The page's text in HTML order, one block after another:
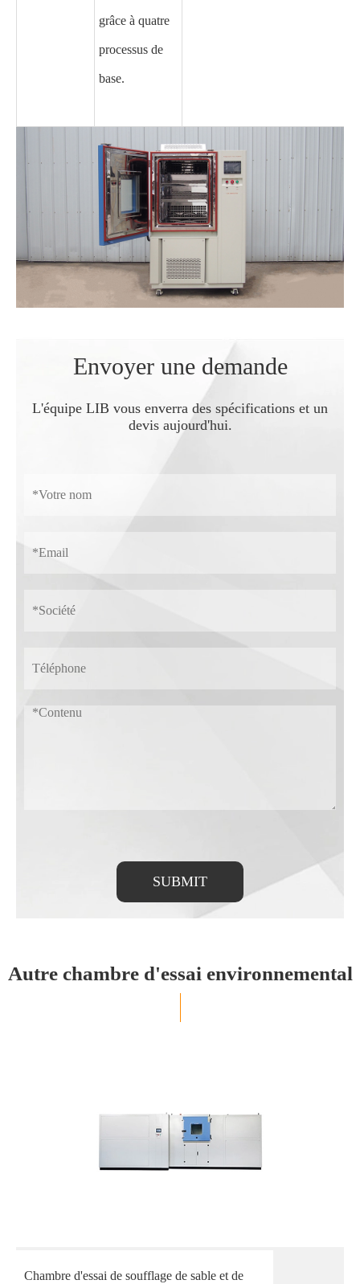
grâce à quatre
processus de
base.
Envoyer une demande
L'équipe LIB vous enverra des spécifications et un
devis aujourd'hui.
SUBMIT
Autre chambre d'essai environnemental
Chambre d'essai de soufflage de sable et de